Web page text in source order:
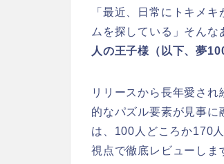
「最近、日常にトキメ
ムを探している」 そんな
人の王子様（以下、夢
リリースから長年愛さ
的なパズル要素が見事に
は、100人どころか170
視点で徹底レビューしま